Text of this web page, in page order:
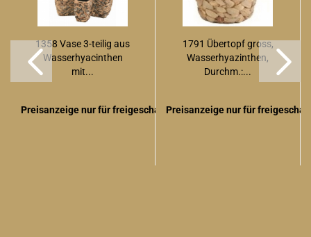
1358 Vase 3-teilig aus
Wasserhyacinthen
mit...
Preisanzeige nur für freigeschaltete Kunden
1791 Übertopf gross,
Wasserhyazinthen,
Durchm.:...
Preisanzeige nur für